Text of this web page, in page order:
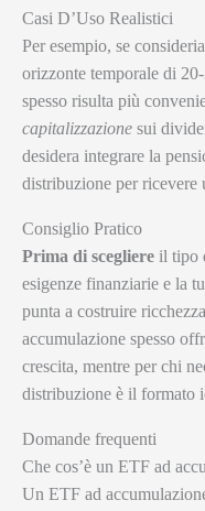
Casi D’Uso Realistici
Per esempio, se
orizzonte temporale di
spesso risulta più
capitalizzazione sui
desidera integrare la
distribuzione per
Consiglio Pratico
Prima di scegliere il tipo
esigenze finanziarie e la
punta a costruire
accumulazione spesso
crescita, mentre per chi
distribuzione è il formato
Domande frequenti
Che cos’è un ETF ad
Un ETF ad